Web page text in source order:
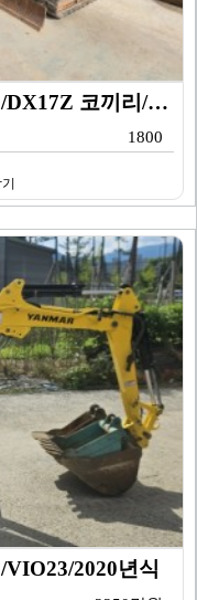
두산/굴삭기/1.7톤 미니굴삭기/DX17Z 코끼리/20…
1800
2020년식